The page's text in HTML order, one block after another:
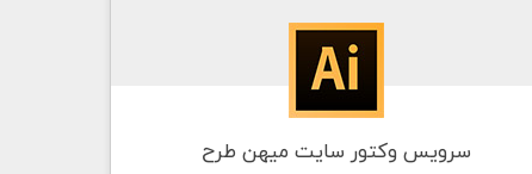
سرویس وکتور سایت میهن طرح